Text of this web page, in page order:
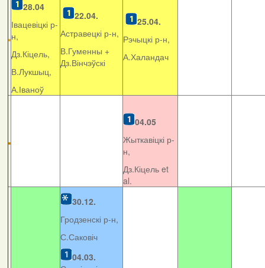
28.04
Івацевіцкі р-
н,
Дз.Кіцель,
В.Лукшыц,
А.Іваноў
22.04.
Астравецкі р-н,
В.Гуменны +
Дз.Вінчэўскі
25.04.
Рэчыцкі р-н,
А.Халандач
04.05
Жыткавіцкі р-
н,
Дз.Кіцель et
al.
30.12.
Гродзенскі р-н,
С.Саковіч
04.03.